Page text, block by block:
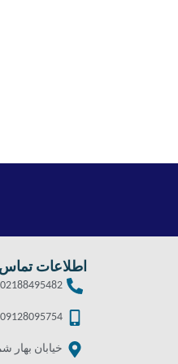
اطلاعات تماس
02188495482
09128095754
خیابان بهار